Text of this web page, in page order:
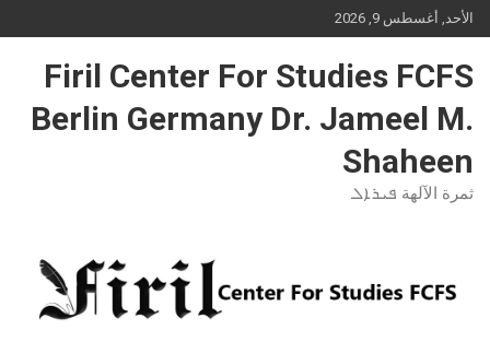
Skip
to
الأحد, أغسطس 9, 2026
Firil Center For Studies FCFS
Berlin Germany Dr. Jameel M.
Shaheen
ثمرة الآلهة ܦܝܪܐܠ